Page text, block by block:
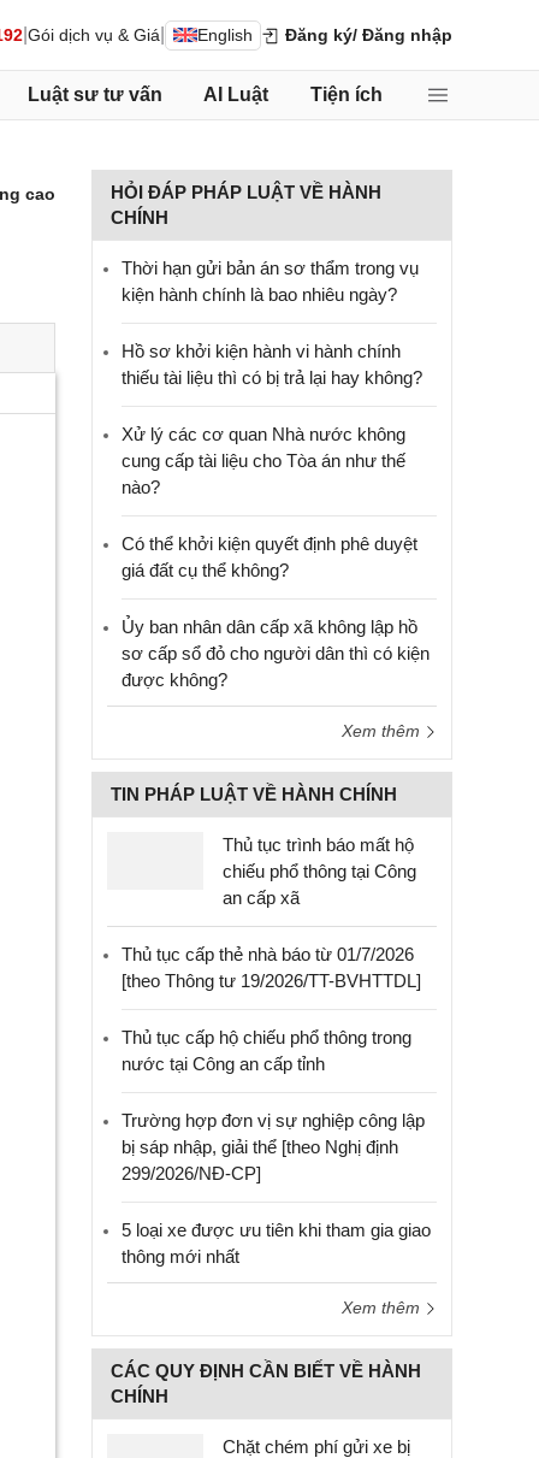
Gói dịch vụ & Giá English Đăng ký/ Đăng nhập
Luật sư tư vấn AI Luật Tiện ích
cao
HỎI ĐÁP PHÁP LUẬT VỀ HÀNH
CHÍNH
Thời hạn gửi bản án sơ thẩm trong vụ
kiện hành chính là bao nhiêu ngày?
Hồ sơ khởi kiện hành vi hành chính
thiếu tài liệu thì có bị trả lại hay không?
Xử lý các cơ quan Nhà nước không
cung cấp tài liệu cho Tòa án như thế
nào?
Có thể khởi kiện quyết định phê duyệt
giá đất cụ thể không?
Ủy ban nhân dân cấp xã không lập hồ
sơ cấp sổ đỏ cho người dân thì có kiện
được không?
Xem thêm
TIN PHÁP LUẬT VỀ HÀNH CHÍNH
Thủ tục trình báo mất hộ
chiếu phổ thông tại Công
an cấp xã
Thủ tục cấp thẻ nhà báo từ 01/7/2026
[theo Thông tư 19/2026/TT-BVHTTDL]
Thủ tục cấp hộ chiếu phổ thông trong
nước tại Công an cấp tỉnh
Trường hợp đơn vị sự nghiệp công lập
bị sáp nhập, giải thể [theo Nghị định
299/2026/NĐ-CP]
5 loại xe được ưu tiên khi tham gia giao
thông mới nhất
Xem thêm
CÁC QUY ĐỊNH CẦN BIẾT VỀ HÀNH
CHÍNH
Chặt chém phí gửi xe bị